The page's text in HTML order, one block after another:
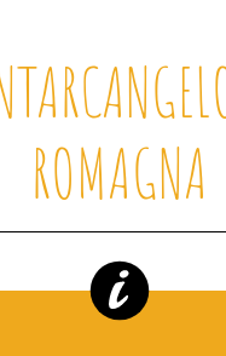
ROMAGNA